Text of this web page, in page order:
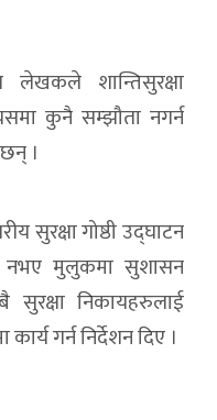
लेखकले शान्तिसुरक्षा
कुनै सम्झौता नगर्न
।
सुरक्षा गोष्ठी उद्घाटन
नभए मुलुकमा सुशासन
निकायहरुलाई
गर्न निर्देशन दिए ।